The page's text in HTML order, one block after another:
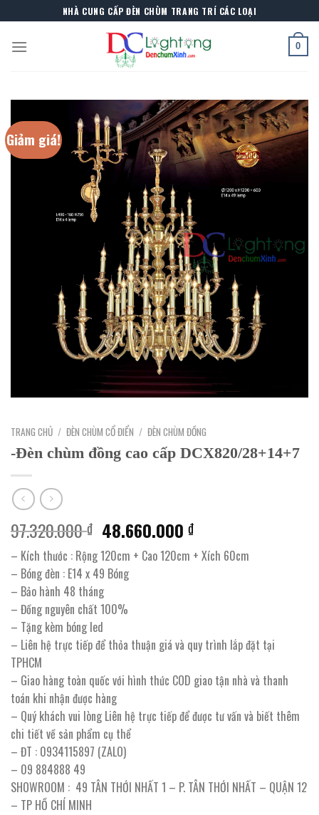
to
content
NHÀ CUNG CẤP ĐÈN CHÙM TRANG TRÍ CÁC LOẠI
0
Giảm giá!
TRANG CHỦ / ĐÈN CHÙM CỔ ĐIỂN / ĐÈN CHÙM ĐỒNG
-Đèn chùm đồng cao cấp DCX820/28+14+7
97.320.000₫ Giá
gốc
là:
97.320.000 ₫.
48.660.000₫Giá
hiện
tại
– Kích thước : Rộng 120cm + Cao 120cm + Xích 60cm
– Bóng đèn : E14 x 49 Bóng
– Bảo hành 48 tháng
– Đồng nguyên chất 100%
– Tặng kèm bóng led
– Liên hệ trực tiếp để thỏa thuận giá và quy trình lắp đặt tại
TPHCM
– Giao hàng toàn quốc với hình thức COD giao tận nhà và thanh
toán khi nhận được hàng
– Quý khách vui lòng Liên hệ trực tiếp để được tư vấn và biết thêm
chi tiết về sản phẩm cụ thể
– ĐT : 0934115897 (ZALO)
– 09 884888 49
SHOWROOM : 49 TÂN THỚI NHẤT 1 – P. TÂN THỚI NHẤT – QUẬN 12
– TP HỒ CHÍ MINH